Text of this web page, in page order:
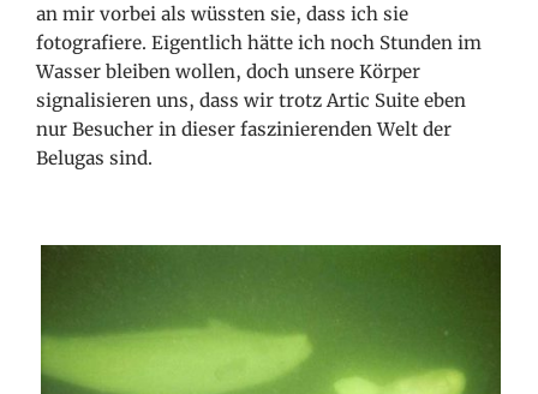
an mir vorbei als wüssten sie, dass ich sie
fotografiere. Eigentlich hätte ich noch Stunden im
Wasser bleiben wollen, doch unsere Körper
signalisieren uns, dass wir trotz Artic Suite eben
nur Besucher in dieser faszinierenden Welt der
Belugas sind.